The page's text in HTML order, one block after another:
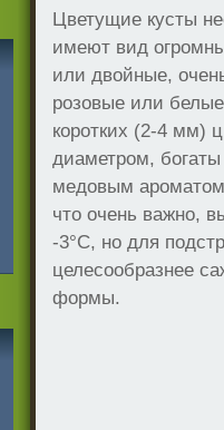
Цветущие кусты
имеют вид
или двойные,
розовые или
коротких (2-4 мм)
диаметром,
медовым
что очень важно,
-3°С, но для
целесообразнее
формы.